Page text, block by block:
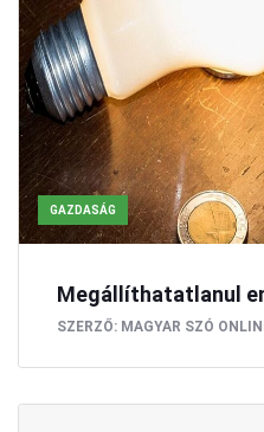
GAZDASÁG
Megállíthatatlanul
SZERZŐ: MAGYAR SZÓ